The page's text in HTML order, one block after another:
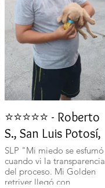
⭐⭐⭐⭐⭐ - Roberto
S., San Luis Potosí,
SLP "Mi miedo se esfumó
cuando vi la transparencia
del proceso. Mi Golden
retriver llegó con